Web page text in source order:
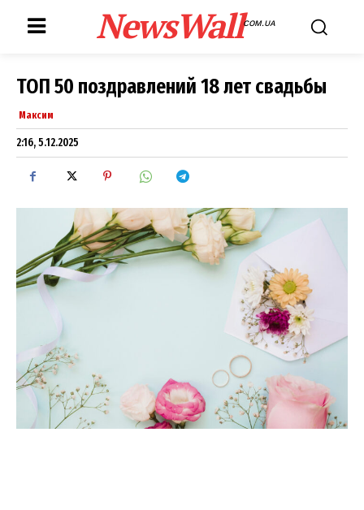
NewsWallCOM.UA
ТОП 50 поздравлений 18 лет свадьбы
Максим
2:16, 5.12.2025